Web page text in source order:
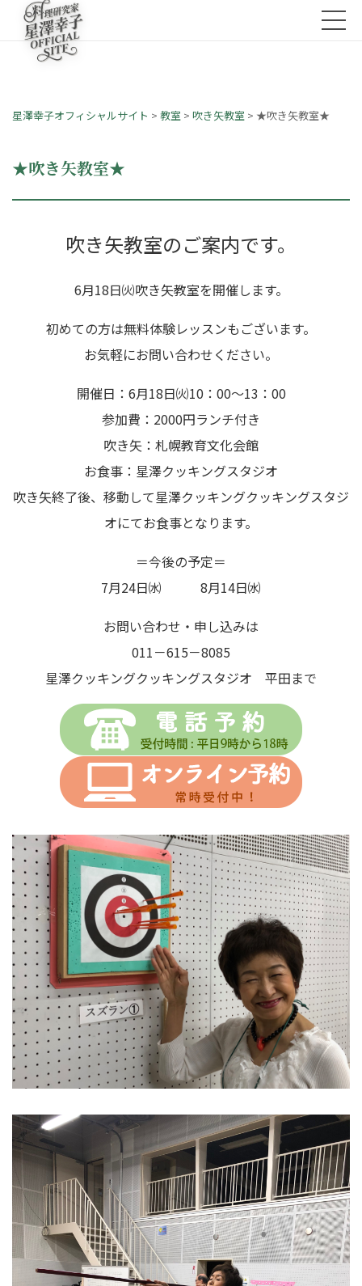
星澤幸子オフィシャルサイト > 教室 > 吹き矢教室 > ★吹き矢教室★
★吹き矢教室★
吹き矢教室のご案内です。
6月18日㈫吹き矢教室を開催します。
初めての方は無料体験レッスンもございます。
お気軽にお問い合わせください。
開催日：6月18日㈫10：00～13：00
参加費：2000円ランチ付き
吹き矢：札幌教育文化会館
お食事：星澤クッキングスタジオ
吹き矢終了後、移動して星澤クッキングクッキングスタジ
オにてお食事となります。
＝今後の予定＝
7月24日㈬ 8月14日㈬
お問い合わせ・申し込みは
011－615－8085
星澤クッキングクッキングスタジオ 平田まで